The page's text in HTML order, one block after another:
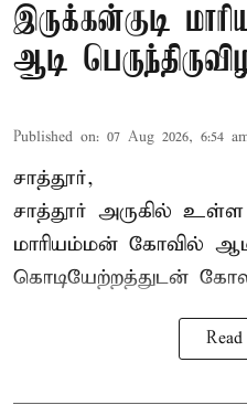
இருக்கன்குடி
ஆடி
Published on: 07 Aug 2026, 6:54
சாத்தூர்,
சாத்தூர் அருகில் உள்ள
மாரியம்மன் கோவில் ஆடி
கொடியேற்றத்துடன்